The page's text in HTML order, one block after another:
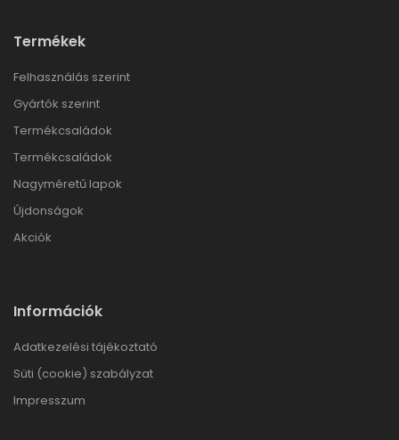
Termékek
Felhasználás szerint
Gyártók szerint
Termékcsaládok
Termékcsaládok
Nagyméretű lapok
Újdonságok
Akciók
Információk
Adatkezelési tájékoztató
Süti (cookie) szabályzat
Impresszum